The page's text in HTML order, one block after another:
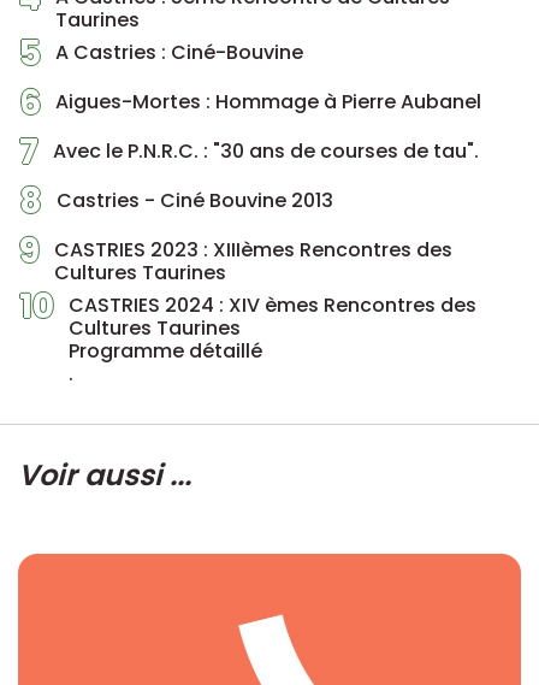
Taurines
5 A Castries : Ciné-Bouvine
6 Aigues-Mortes : Hommage à Pierre Aubanel
7 Avec le P.N.R.C. : "30 ans de courses de tau".
8 Castries - Ciné Bouvine 2013
9 CASTRIES 2023 : XIIIèmes Rencontres des
Cultures Taurines
10 CASTRIES 2024 : XIV èmes Rencontres des
Cultures Taurines
Programme détaillé
.
Voir aussi ...